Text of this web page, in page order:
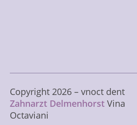
Copyright 2026 – vnoct dent
Zahnarzt Delmenhorst Vina
Octaviani